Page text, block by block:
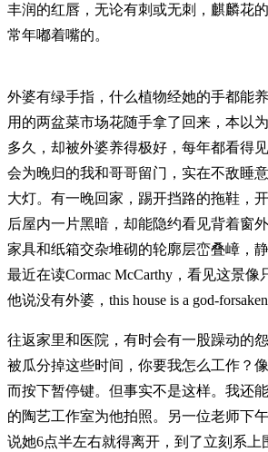
丰润的红唇，无论有刺或无刺，麒麟花
常年嘟着嘴的。
外婆有绿手指，什么植物经她的手都能
用的两盆菜市场花随手拿了回来，本以
多久，却被外婆养得极好，每年都看得
会为晚归的我和哥哥留门，实在不敌睡
大灯。有一晚回家，踢开挡路的拖鞋，
后屋内一片黑暗，却能隐约看见背着窗
家具和纸箱交杂堆砌的轮廓层峦叠嶂，
最近在读Cormac McCarthy，看见这景
他说没有外婆，this house is a god-forsaken
往返家里和医院，有时会有一股躁动的
被瓜分掉这些时间，你要我怎么工作？
而按下暂停键。但事实不是这样。我还
的陶艺工作室为他拍照。另一位老师下
说她6点半左右就得离开，到了立刻系上